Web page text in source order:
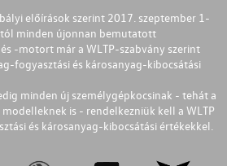
előírások szerint 2017. szeptember 1-
minden újonnan bemutatott
-motort már a WLTP-szabvány szerint
fogyasztási és károsanyag-kibocsátási
minden új személygépkocsinak - tehát a
is - rendelkezniük kell a WLTP
és károsanyag-kibocsátási értékekkel.